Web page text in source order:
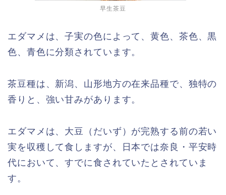
早生茶豆
エダマメは、子実の色によって、黄色、茶色、黒
色、青色に分類されています。
茶豆種は、新潟、山形地方の在来品種で、独特の
香りと、強い甘みがあります。
エダマメは、大豆（だいず）が完熟する前の若い
実を収穫して食しますが、日本では奈良・平安時
代において、すでに食されていたとされていま
す。